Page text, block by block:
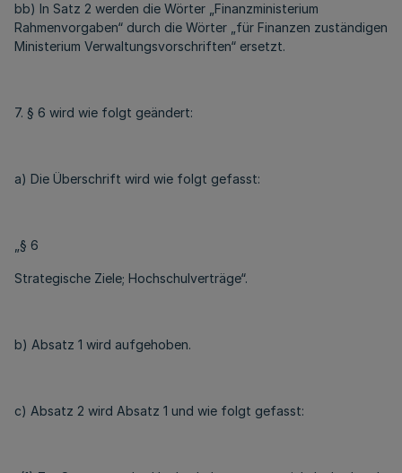
bb) In Satz 2 werden die Wörter „Finanzministerium
Rahmenvorgaben“ durch die Wörter „für Finanzen zuständigen
Ministerium Verwaltungsvorschriften“ ersetzt.
7. § 6 wird wie folgt geändert:
a) Die Überschrift wird wie folgt gefasst:
„§ 6
Strategische Ziele; Hochschulverträge“.
b) Absatz 1 wird aufgehoben.
c) Absatz 2 wird Absatz 1 und wie folgt gefasst: